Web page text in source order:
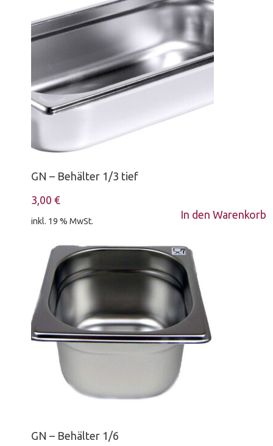
GN – Behälter 1/3 tief
3,00€
inkl. 19 % MwSt.
In den Warenkorb
GN – Behälter 1/6